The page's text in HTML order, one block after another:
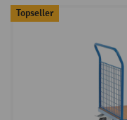
Topseller